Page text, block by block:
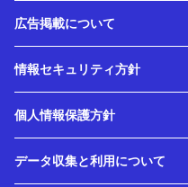
広告掲載について
情報セキュリティ方針
個人情報保護方針
データ収集と利用について